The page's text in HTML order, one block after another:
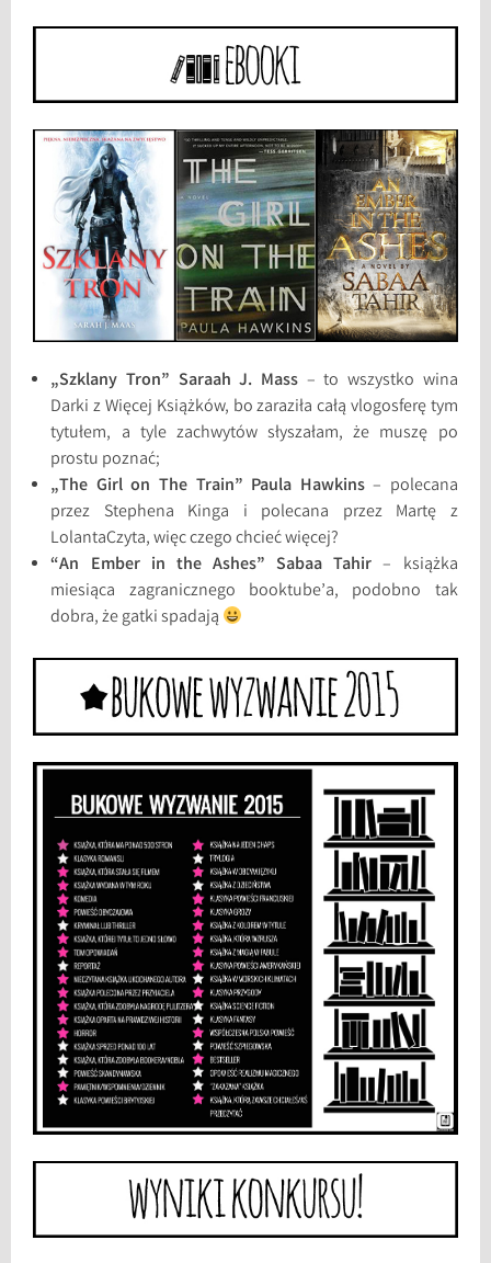
„Szklany Tron” Saraah J. Mass – to wszystko wina
Darki z Więcej Książków, bo zaraziła całą vlogosferę tym
tytułem, a tyle zachwytów słyszałam, że muszę po
prostu poznać;
„The Girl on The Train” Paula Hawkins– polecana
przez Stephena Kinga i polecana przez Martę z
LolantaCzyta, więc czego chcieć więcej?
“An Ember in the Ashes” Sabaa Tahir – książka
miesiąca zagranicznego booktube’a, podobno tak
dobra, że gatki spadają